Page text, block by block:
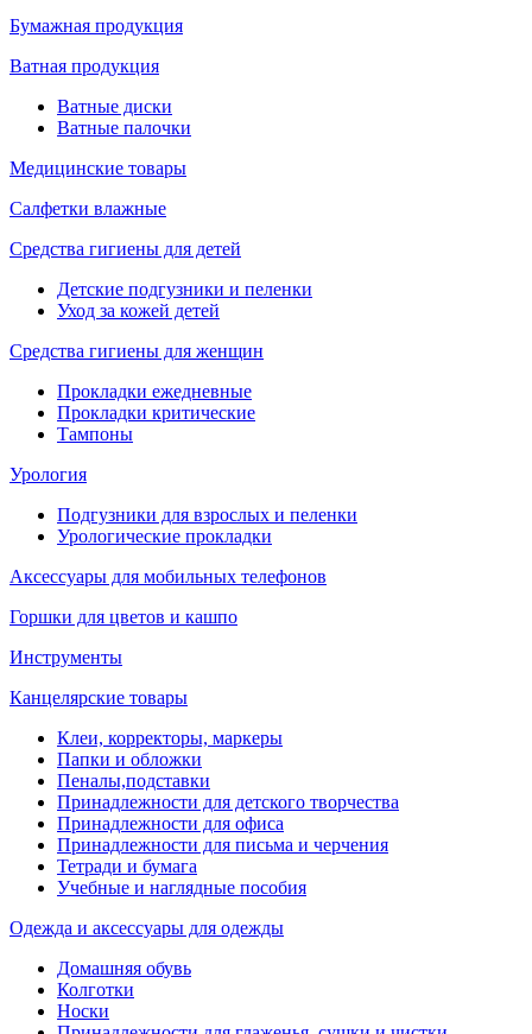
Бумажная продукция
Ватная продукция
Ватные диски
Ватные палочки
Медицинские товары
Салфетки влажные
Средства гигиены для детей
Детские подгузники и пеленки
Уход за кожей детей
Средства гигиены для женщин
Прокладки ежедневные
Прокладки критические
Тампоны
Урология
Подгузники для взрослых и пеленки
Урологические прокладки
Аксессуары для мобильных телефонов
Горшки для цветов и кашпо
Инструменты
Канцелярские товары
Клеи, корректоры, маркеры
Папки и обложки
Пеналы,подставки
Принадлежности для детского творчества
Принадлежности для офиса
Принадлежности для письма и черчения
Тетради и бумага
Учебные и наглядные пособия
Одежда и аксессуары для одежды
Домашняя обувь
Колготки
Носки